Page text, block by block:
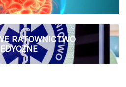
RATOWNICTWO